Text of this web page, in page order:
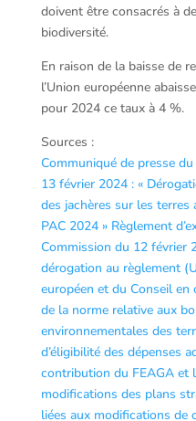
doivent être consacrés à
biodiversité.
En raison de la baisse de
l’Union européenne
pour 2024 ce taux à 4 %.
Sources :
Communiqué de presse
13 février 2024 : «
des jachères sur les terres
PAC 2024 » Règlement
Commission du 12 février
dérogation au règlement
européen et du Conseil en
de la norme relative aux
environnementales des
d’éligibilité des dépenses
contribution du FEAGA et
modifications des plans
liées aux modifications de